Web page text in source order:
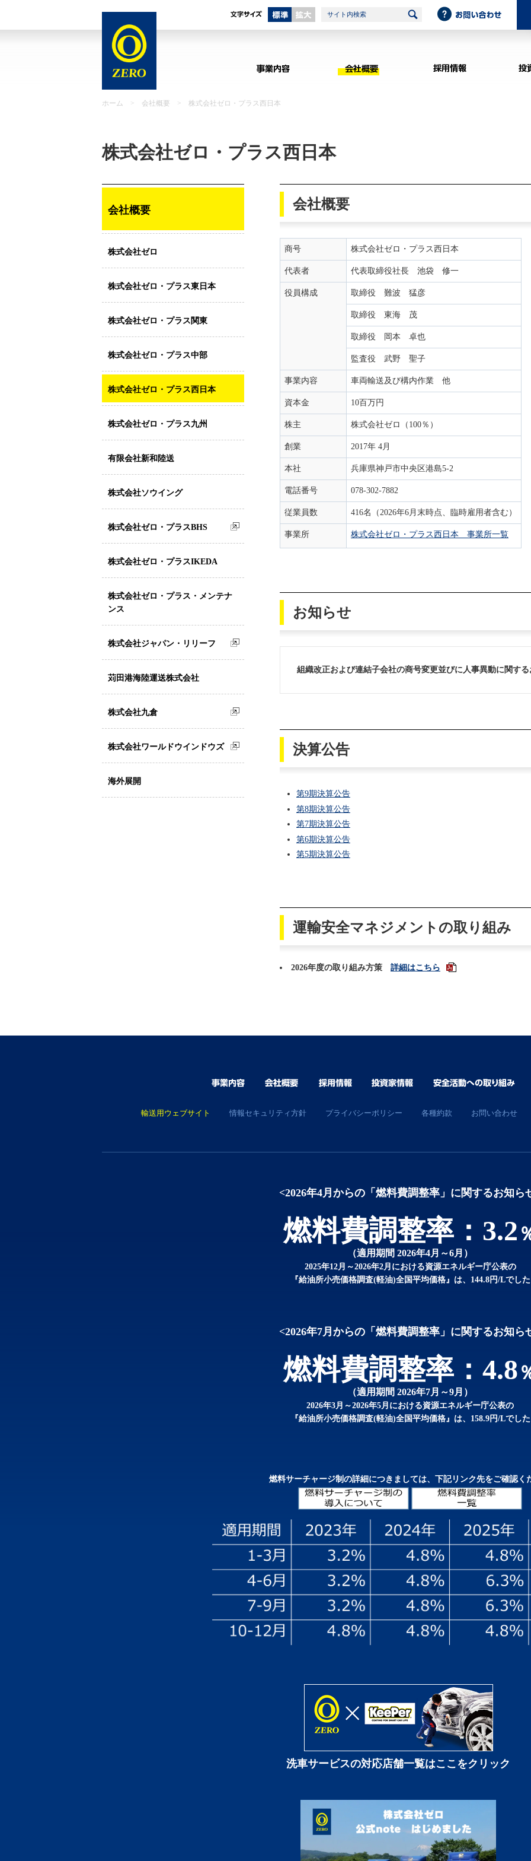
拡大
サイト内検索
ホーム > 会社概要 > 株式会社ゼロ・プラス西日本
株式会社ゼロ・プラス西日本
会社概要
商号 株式会社ゼロ・プラス西日本
代表者 代表取締役社長 池袋 修一
役員構成 取締役 難波 猛彦
取締役 東海 茂
取締役 岡本 卓也
監査役 武野 聖子
事業内容 車両輸送及び構内作業 他
資本金 10百万円
株主 株式会社ゼロ（100％）
創業 2017年 4月
本社 兵庫県神戸市中央区港島5-2
電話番号 078-302-7882
従業員数 416名（2026年6月末時点、臨時雇用者含む）
事業所 株式会社ゼロ・プラス西日本 事業所一覧
お知らせ
組織改正および連結子会社の商号変更並びに人事異動に関す
決算公告
第9期決算公告
第8期決算公告
第7期決算公告
第6期決算公告
第5期決算公告
運輸安全マネジメントの取り組み
2026年度の取り組み方策 詳細はこちら
会社概要
株式会社ゼロ
株式会社ゼロ・プラス東日本
株式会社ゼロ・プラス関東
株式会社ゼロ・プラス中部
株式会社ゼロ・プラス西日本
株式会社ゼロ・プラス九州
有限会社新和陸送
株式会社ソウイング
株式会社ゼロ・プラスBHS
株式会社ゼロ・プラスIKEDA
株式会社ゼロ・プラス・メンテナ
ンス
株式会社ジャパン・リリーフ
苅田港海陸運送株式会社
株式会社九倉
株式会社ワールドウインドウズ
海外展開
輸送用ウェブサイト 情報セキュリティ方針 プライバシーポリシー 各種約款 お問い合わせ
<2026年4月からの「燃料費調整率」に関するお知ら
燃料費調整率：3.2
（適用期間 2026年4月～6月）
2025年12月～2026年2月における資源エネルギー庁公表の
『給油所小売価格調査(軽油)全国平均価格』は、144.8円/Lでした
<2026年7月からの「燃料費調整率」に関するお知ら
燃料費調整率：4.8
（適用期間 2026年7月～9月）
2026年3月～2026年5月における資源エネルギー庁公表の
『給油所小売価格調査(軽油)全国平均価格』は、158.9円/Lでした
燃料サーチャージ制の詳細につきましては、下記リンク先をご確認く
洗車サービスの対応店舗一覧はここをクリック